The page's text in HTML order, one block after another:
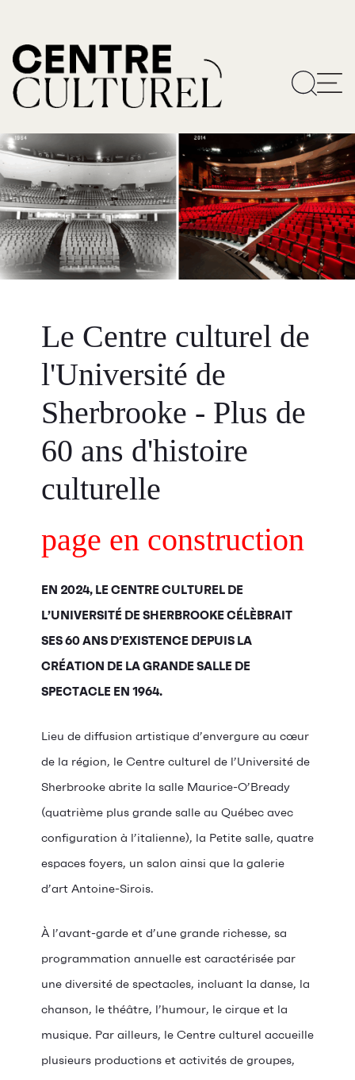
Le Centre culturel de
l'Université de
Sherbrooke - Plus de
60 ans d'histoire
culturelle
page en construction
EN 2024, LE CENTRE CULTUREL DE
L’UNIVERSITÉ DE SHERBROOKE CÉLÈBRAIT
SES 60 ANS D’EXISTENCE DEPUIS LA
CRÉATION DE LA GRANDE SALLE DE
SPECTACLE EN 1964.
Lieu de diffusion artistique d’envergure au cœur
de la région, le Centre culturel de l’Université de
Sherbrooke abrite la salle Maurice-O’Bready
(quatrième plus grande salle au Québec avec
configuration à l’italienne), la Petite salle, quatre
espaces foyers, un salon ainsi que la galerie
d’art Antoine-Sirois.
À l’avant-garde et d’une grande richesse, sa
programmation annuelle est caractérisée par
une diversité de spectacles, incluant la danse, la
chanson, le théâtre, l’humour, le cirque et la
musique. Par ailleurs, le Centre culturel accueille
plusieurs productions et activités de groupes,